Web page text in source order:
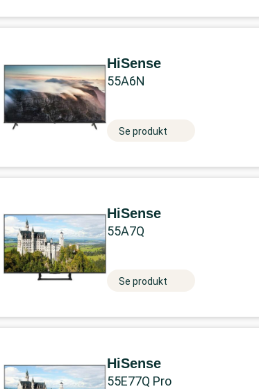
HiSense
55A6N
Se produkt
HiSense
55A7Q
Se produkt
HiSense
55E77Q Pro